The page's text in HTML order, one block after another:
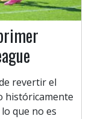
revertir el
históricamente
que no es